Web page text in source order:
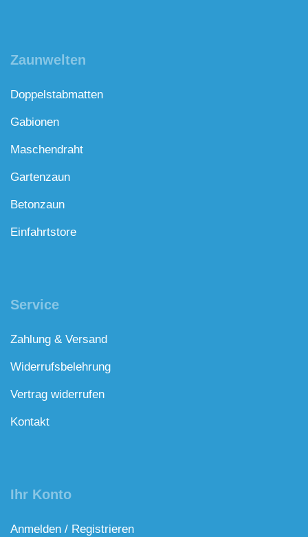
Zaunwelten
Doppelstabmatten
Gabionen
Maschendraht
Gartenzaun
Betonzaun
Einfahrtstore
Service
Zahlung & Versand
Widerrufsbelehrung
Vertrag widerrufen
Kontakt
Ihr Konto
Anmelden / Registrieren